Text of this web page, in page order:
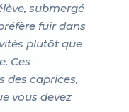
submergé
fuir dans
plutôt que
Ces
des caprices,
vous devez